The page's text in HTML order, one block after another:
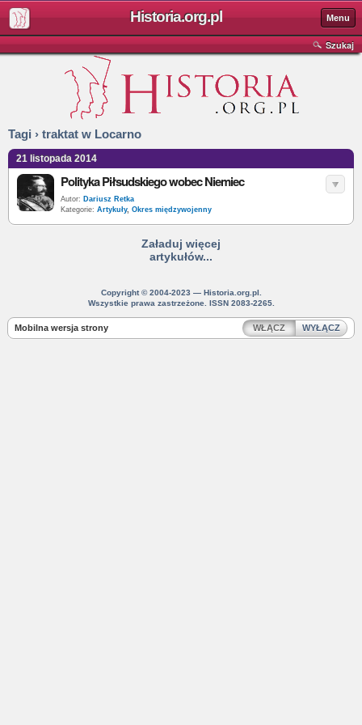
Historia.org.pl Menu
Szukaj
Tagi › traktat w Locarno
21 listopada 2014
Polityka Piłsudskiego wobec Niemiec
Autor: Dariusz Retka
Kategorie: Artykuły, Okres międzywojenny
Załaduj więcej
artykułów...
Copyright © 2004-2023 — Historia.org.pl.
Wszystkie prawa zastrzeżone. ISSN 2083-2265.
Mobilna wersja strony WŁĄCZ WYŁĄCZ